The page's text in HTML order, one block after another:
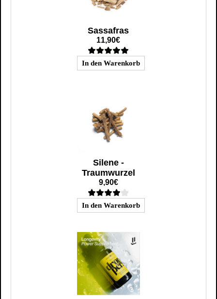
Sassafras
11,90€
Silene -
Traumwurzel
9,90€